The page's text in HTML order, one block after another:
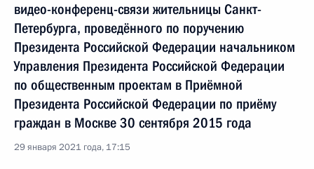
видео-конференц-связи жительницы Санкт-
Петербурга, проведённого по поручению
Президента Российской Федерации начальником
Управления Президента Российской Федерации
по общественным проектам в Приёмной
Президента Российской Федерации по приёму
граждан в Москве 30 сентября 2015 года
29 января 2021 года, 17:15